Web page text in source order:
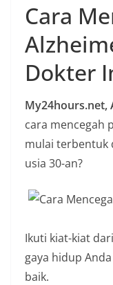
e
k
i
n
i
a
n
T
p
H
o
Cara
Dokter
My24hours.net,
cara mencegah
mulai terbentuk
usia 30-an?
Ikuti kiat-kiat
gaya hidup
baik.